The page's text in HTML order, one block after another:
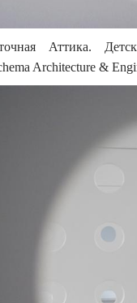
Аттика.
Architecture &